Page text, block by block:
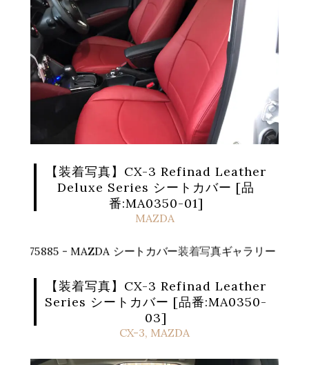
【装着写真】CX-3 Refinad Leather
Deluxe Series シートカバー [品
番:MA0350-01]
MAZDA
【装着写真】CX-3 Refinad Leather
Series シートカバー [品番:MA0350-
03]
CX-3, MAZDA